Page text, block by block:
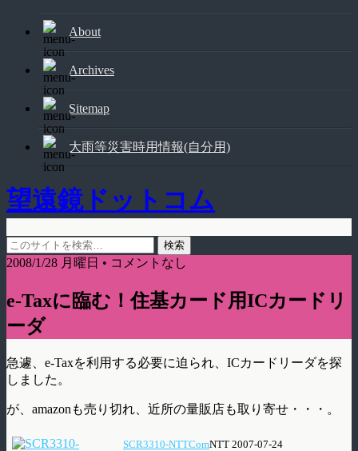
About
Archives
Sitemap
大雨等災害時用情報(自分用)
望遠鏡ドットコム
2008/1/28 月曜日 • コメントなし
e-Taxに臨む！住基カード用ICカードリ
ーダ
急遽、e-Taxを利用する必要に迫られ、ICカードリーダを探
しました。
が、amazonも売り切れ、近所の量販店も取り寄せ・・・。
SCR3310-NTTComNTT 2007-07-24